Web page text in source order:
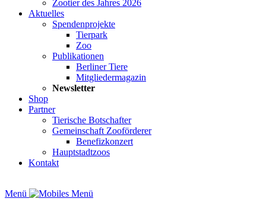
Zootier des Jahres 2026
Aktuelles
Spendenprojekte
Tierpark
Zoo
Publikationen
Berliner Tiere
Mitgliedermagazin
Newsletter
Shop
Partner
Tierische Botschafter
Gemeinschaft Zooförderer
Benefizkonzert
Hauptstadtzoos
Kontakt
Menü